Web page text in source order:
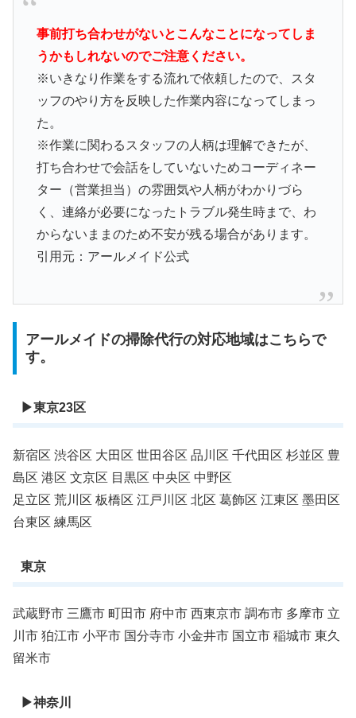
事前打ち合わせがないとこんなことになってしま
うかもしれないのでご注意ください。
※いきなり作業をする流れで依頼したので、スタ
ッフのやり方を反映した作業内容になってしまっ
た。
※作業に関わるスタッフの人柄は理解できたが、
打ち合わせで会話をしていないためコーディネー
ター（営業担当）の雰囲気や人柄がわかりづら
く、連絡が必要になったトラブル発生時まで、わ
からないままのため不安が残る場合があります。
引用元：アールメイド公式
アールメイドの掃除代行の対応地域はこちらで
す。
▶︎東京23区
新宿区 渋谷区 大田区 世田谷区 品川区 千代田区 杉並区 豊
島区 港区 文京区 目黒区 中央区 中野区
足立区 荒川区 板橋区 江戸川区 北区 葛飾区 江東区 墨田区
台東区 練馬区
東京
武蔵野市 三鷹市 町田市 府中市 西東京市 調布市 多摩市 立
川市 狛江市 小平市 国分寺市 小金井市 国立市 稲城市 東久
留米市
▶︎神奈川